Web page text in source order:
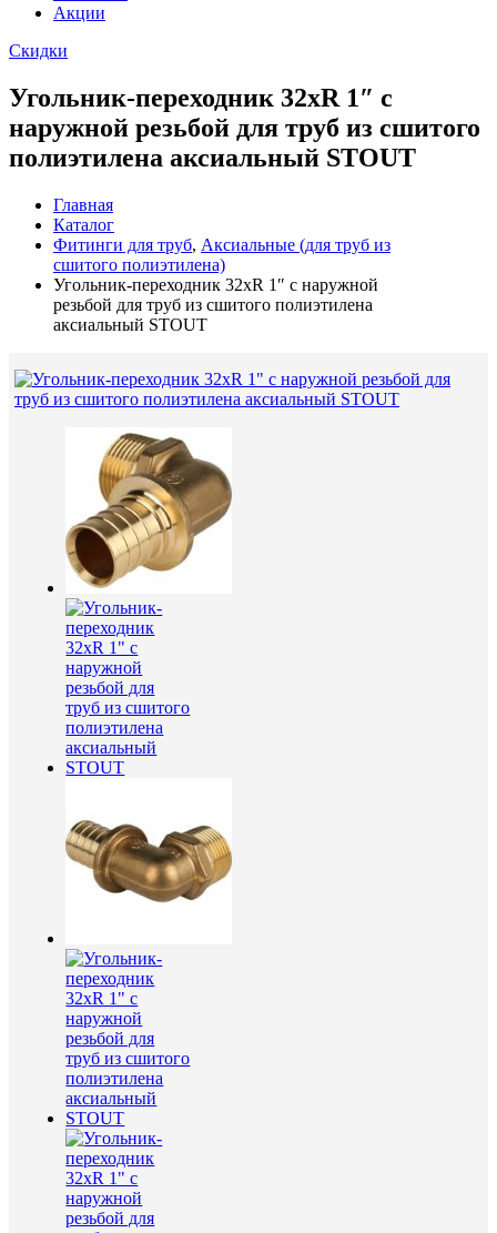
Акции
Скидки
Угольник-переходник 32xR 1″ с
наружной резьбой для труб из сшитого
полиэтилена аксиальный STOUT
Главная
Каталог
Фитинги для труб, Аксиальные (для труб из
сшитого полиэтилена)
Угольник-переходник 32xR 1″ с наружной
резьбой для труб из сшитого полиэтилена
аксиальный STOUT